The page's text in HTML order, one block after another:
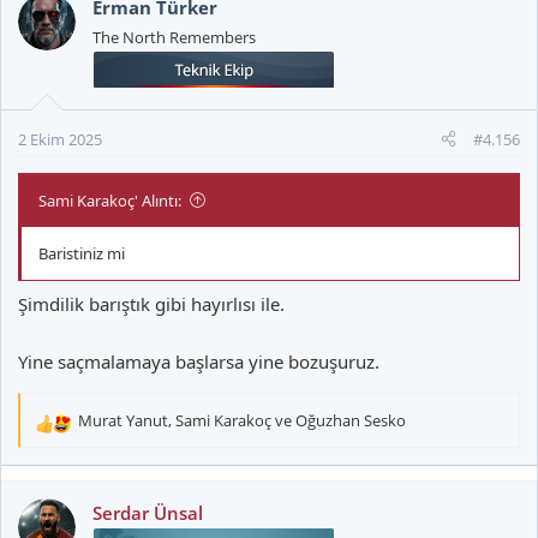
Erman Türker
The North Remembers
2 Ekim 2025 #4.156
Sami Karakoç' Alıntı:
Baristiniz mi
Şimdilik barıştık gibi hayırlısı ile.
Yine saçmalamaya başlarsa yine bozuşuruz.
T
k
i
Murat Yanut,Sami KarakoçveOğuzhan Sesko
Serdar Ünsal